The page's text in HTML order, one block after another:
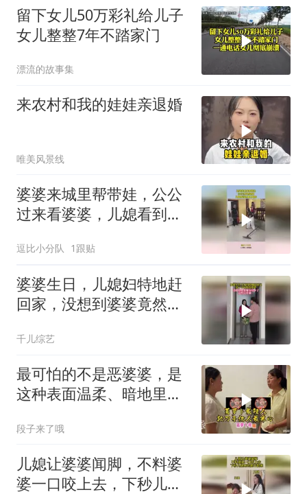
留下女儿50万彩礼给儿子
女儿整整7年不踏家门
漂流的故事集
来农村和我的娃娃亲退婚
唯美风景线
婆婆来城里帮带娃，公公
过来看婆婆，儿媳看到这
逗比小分队 1跟贴
婆婆生日，儿媳妇特地赶
回家，没想到婆婆竟然这
千儿综艺
最可怕的不是恶婆婆，是
这种表面温柔、暗地里处
段子来了哦
儿媳让婆婆闻脚，不料婆
婆一口咬上去，下秒儿媳